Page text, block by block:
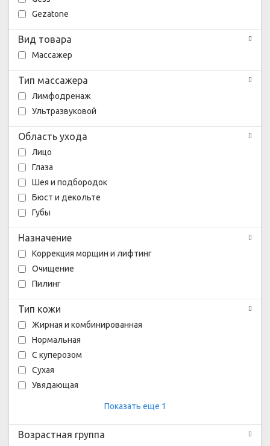
Gezatone
Вид товара
Массажер
Тип массажера
Лимфодренаж
Ультразвуковой
Область ухода
Лицо
Глаза
Шея и подбородок
Бюст и декольте
Губы
Назначение
Коррекция морщин и лифтинг
Очищение
Пилинг
Тип кожи
Жирная и комбинированная
Нормальная
С куперозом
Сухая
Увядающая
Показать еще 1
Возрастная группа